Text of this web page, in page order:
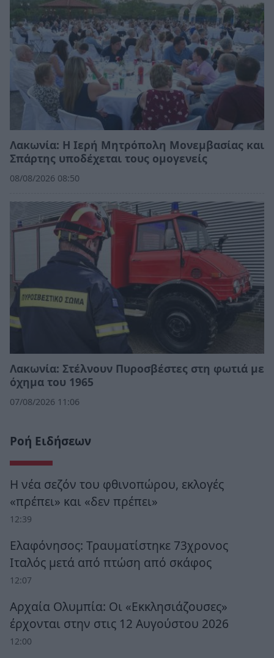
Λακωνία: Η Ιερή Μητρόπολη Μονεμβασίας και
Σπάρτης υποδέχεται τους ομογενείς
08/08/2026 08:50
Λακωνία: Στέλνουν Πυροσβέστες στη φωτιά με
όχημα του 1965
07/08/2026 11:06
Ροή Ειδήσεων
Η νέα σεζόν του φθινοπώρου, εκλογές
«πρέπει» και «δεν πρέπει»
12:39
Ελαφόνησος: Τραυματίστηκε 73χρονος
Ιταλός μετά από πτώση από σκάφος
12:07
Αρχαία Ολυμπία: Οι «Εκκλησιάζουσες»
έρχονται στην στις 12 Αυγούστου 2026
12:00